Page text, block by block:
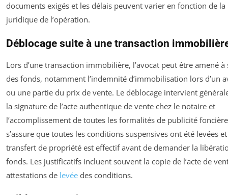
documents exigés et les délais peuvent varier en fonction de
juridique de l’opération.
Déblocage suite à une transaction
Lors d’une transaction immobilière, l’avocat peut être amené à
des fonds, notamment l’indemnité d’immobilisation lors d’un
ou une partie du prix de vente. Le déblocage intervient
la signature de l’acte authentique de vente chez le notaire et
l’accomplissement de toutes les formalités de publicité
s’assure que toutes les conditions suspensives ont été levées
transfert de propriété est effectif avant de demander la
fonds. Les justificatifs incluent souvent la copie de l’acte de
attestations de levée des conditions.